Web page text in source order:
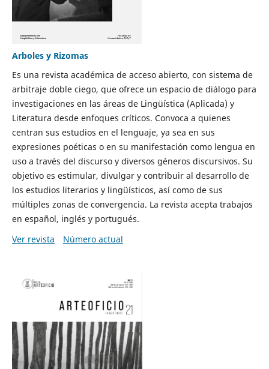
Arboles y Rizomas
Es una revista académica de acceso abierto, con sistema de
arbitraje doble ciego, que ofrece un espacio de diálogo para
investigaciones en las áreas de Lingüística (Aplicada) y
Literatura desde enfoques críticos. Convoca a quienes
centran sus estudios en el lenguaje, ya sea en sus
expresiones poéticas o en su manifestación como lengua en
uso a través del discurso y diversos géneros discursivos. Su
objetivo es estimular, divulgar y contribuir al desarrollo de
los estudios literarios y lingüísticos, así como de sus
múltiples zonas de convergencia. La revista acepta trabajos
en español, inglés y portugués.
Ver revista
Número actual